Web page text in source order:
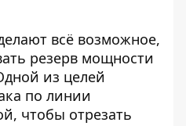
всё возможное,
резерв мощности
из целей
по линии
чтобы отрезать